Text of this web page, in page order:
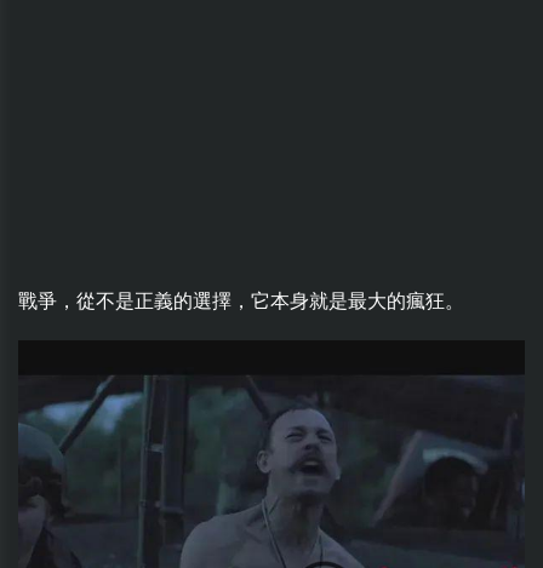
戰爭，從不是正義的選擇，它本身就是最大的瘋狂。